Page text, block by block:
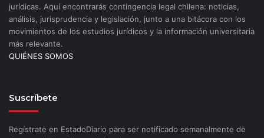
jurídicas. Aquí encontrarás contingencia legal chilena: noticias,
análisis, jurisprudencia y legislación, junto a una bitácora con los
movimientos de los estudios jurídicos y la información universitaria
más relevante.
QUIÉNES SOMOS
Suscríbete
Regístrate en EstadoDiario para ser notificado semanalmente de